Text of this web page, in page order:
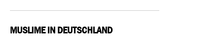
MUSLIME IN DEUTSCHLAND